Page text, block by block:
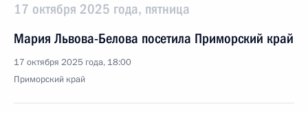
17 октября 2025 года, пятница
Мария Львова-Белова посетила Приморский край
17 октября 2025 года, 18:00
Приморский край